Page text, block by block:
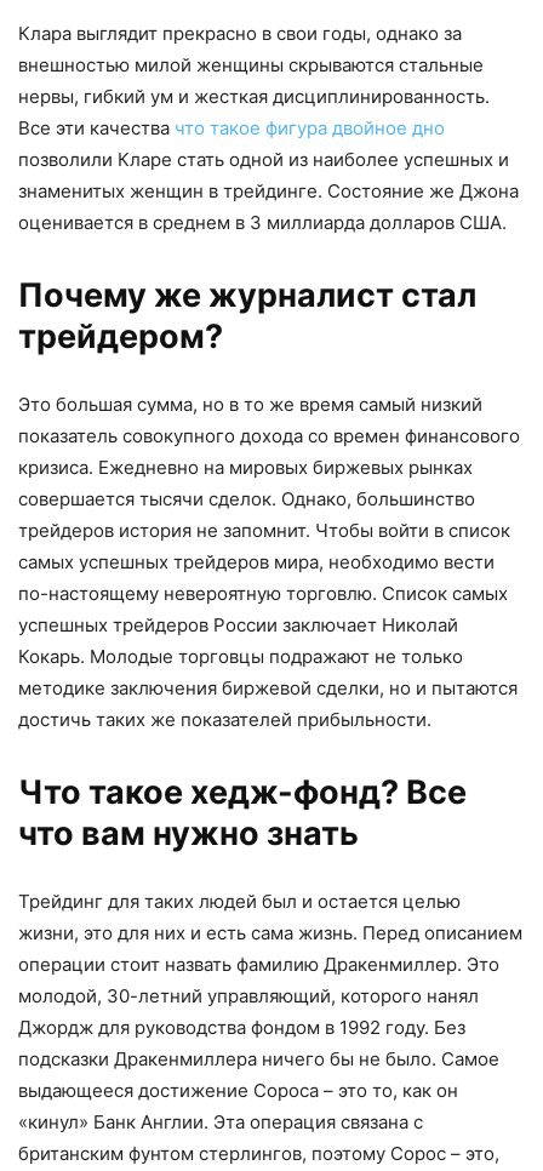
Клара выглядит прекрасно в свои годы, однако за
внешностью милой женщины скрываются стальные
нервы, гибкий ум и жесткая дисциплинированность.
Все эти качества что такое фигура двойное дно
позволили Кларе стать одной из наиболее успешных и
знаменитых женщин в трейдинге. Состояние же Джона
оценивается в среднем в 3 миллиарда долларов США.
Почему же журналист стал
трейдером?
Это большая сумма, но в то же время самый низкий
показатель совокупного дохода со времен финансового
кризиса. Ежедневно на мировых биржевых рынках
совершается тысячи сделок. Однако, большинство
трейдеров история не запомнит. Чтобы войти в список
самых успешных трейдеров мира, необходимо вести
по-настоящему невероятную торговлю. Список самых
успешных трейдеров России заключает Николай
Кокарь. Молодые торговцы подражают не только
методике заключения биржевой сделки, но и пытаются
достичь таких же показателей прибыльности.
Что такое хедж-фонд? Все
что вам нужно знать
Трейдинг для таких людей был и остается целью
жизни, это для них и есть сама жизнь. Перед описанием
операции стоит назвать фамилию Дракенмиллер. Это
молодой, 30-летний управляющий, которого нанял
Джордж для руководства фондом в 1992 году. Без
подсказки Дракенмиллера ничего бы не было. Самое
выдающееся достижение Сороса – это то, как он
«кинул» Банк Англии. Эта операция связана с
британским фунтом стерлингов, поэтому Сорос – это,